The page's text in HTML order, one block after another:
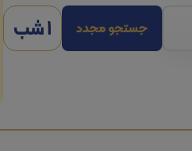
جستجو مجدد 1 شب